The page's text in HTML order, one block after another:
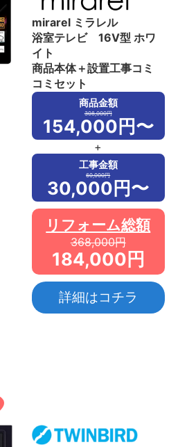
mirarel ミラレル
浴室テレビ 16V型 ホワ
イト
商品本体＋設置工事コミ
コミセット
商品金額
308,000円
154,000円〜
+
工事金額
60,000円
30,000円〜
リフォーム総額
368,000円
184,000円
詳細はコチラ